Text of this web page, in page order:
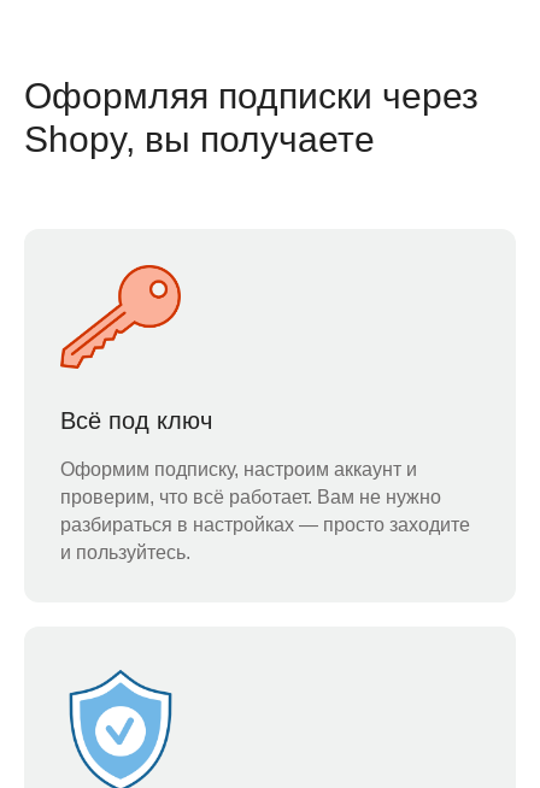
Оформляя подписки через
Shopy, вы получаете
Всё под ключ
Оформим подписку, настроим аккаунт и
проверим, что всё работает. Вам не нужно
разбираться в настройках — просто заходите
и пользуйтесь.